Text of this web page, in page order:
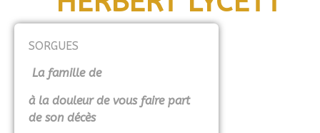
SORGUES
La famille de
à la douleur de vous faire part
de son décès